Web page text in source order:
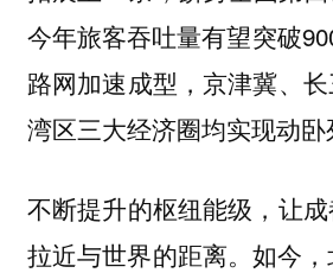
今年旅客吞吐量有望突破
路网加速成型，京津冀、
湾区三大经济圈均实现动卧
不断提升的枢纽能级，让
拉近与世界的距离。如今